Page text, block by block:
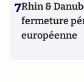
7Rhin &
fermeture
européenne